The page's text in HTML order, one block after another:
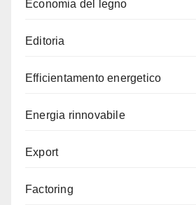
Economia del legno
Editoria
Efficientamento energetico
Energia rinnovabile
Export
Factoring